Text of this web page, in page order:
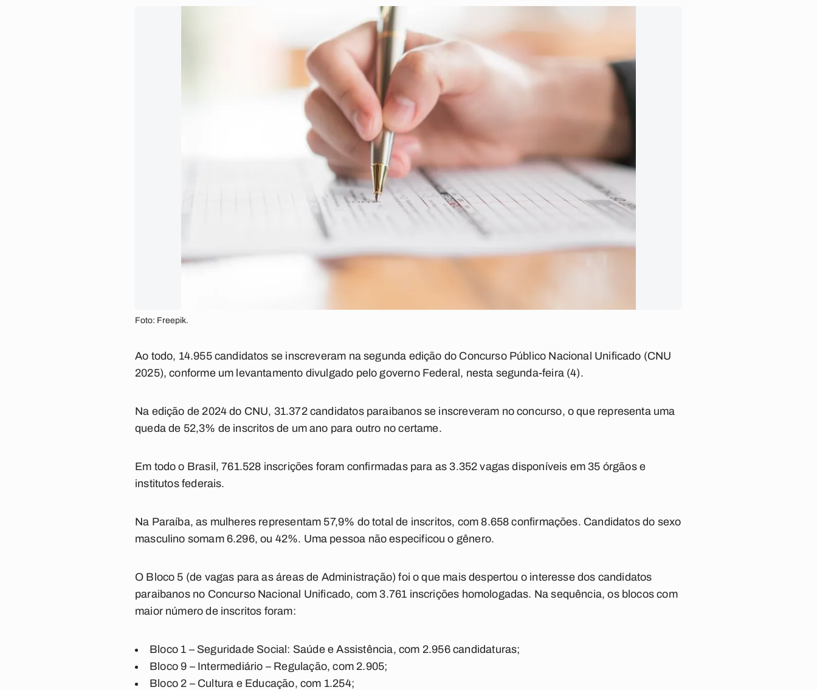
Foto: Freepik.
Ao todo, 14.955 candidatos se inscreveram na segunda edição do Concurso Público Nacional Unificado (CNU
2025), conforme um levantamento divulgado pelo governo Federal, nesta segunda-feira (4).
Na edição de 2024 do CNU, 31.372 candidatos paraibanos se inscreveram no concurso, o que representa uma
queda de 52,3% de inscritos de um ano para outro no certame.
Em todo o Brasil, 761.528 inscrições foram confirmadas para as 3.352 vagas disponíveis em 35 órgãos e
institutos federais.
Na Paraíba, as mulheres representam 57,9% do total de inscritos, com 8.658 confirmações. Candidatos do sexo
masculino somam 6.296, ou 42%. Uma pessoa não especificou o gênero.
O Bloco 5 (de vagas para as áreas de Administração) foi o que mais despertou o interesse dos candidatos
paraibanos no Concurso Nacional Unificado, com 3.761 inscrições homologadas. Na sequência, os blocos com
maior número de inscritos foram:
Bloco 1 – Seguridade Social: Saúde e Assistência, com 2.956 candidaturas;
Bloco 9 – Intermediário – Regulação, com 2.905;
Bloco 2 – Cultura e Educação, com 1.254;